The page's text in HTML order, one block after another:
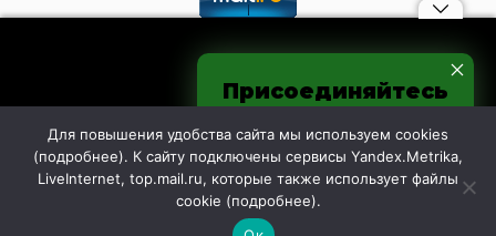
Материалы, авторские права на которые принадлежат OOO
"Редакция газеты "Шахтинские известия", могут быть
предварительного согласия со стороны редакции только с
обязательной активной гиперссылкой на shakhty-media.ru.
Дословное дублирование и чрезмерное цитирование
контента запрещено.
Для повышения удобства сайта мы используем cookies
(подробнее). К сайту подключены сервисы Yandex.Metrika,
LiveInternet, top.mail.ru, которые также использует файлы
cookie (подробнее).
Присоединяйтесь
к нам в соцсетях